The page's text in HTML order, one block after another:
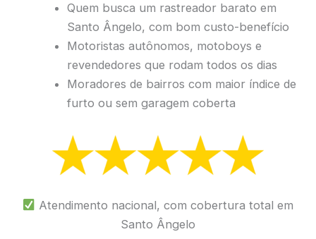
Quem busca um rastreador barato em
Santo Ângelo, com bom custo-benefício
Motoristas autônomos, motoboys e
revendedores que rodam todos os dias
Moradores de bairros com maior índice de
furto ou sem garagem coberta
Atendimento nacional, com cobertura total em
Santo Ângelo